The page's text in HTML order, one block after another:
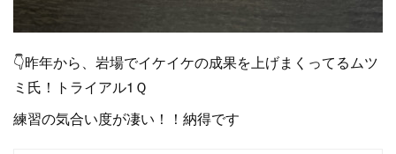
👇昨年から、岩場でイケイケの成果を上げまくってるムツ
ミ氏！トライアル1Ｑ
練習の気合い度が凄い！！納得です